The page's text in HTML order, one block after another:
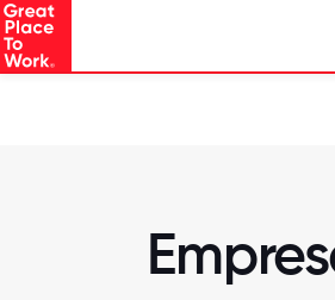
Conocé a Los Mejores